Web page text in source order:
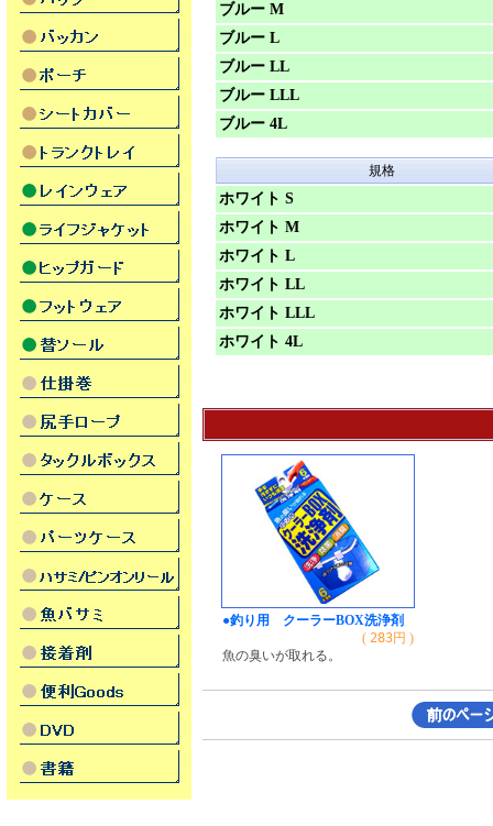
ブルー M
ブルー L
ブルー LL
ブルー LLL
ブルー 4L
規格
ホワイト S
ホワイト M
ホワイト L
ホワイト LL
ホワイト LLL
ホワイト 4L
●釣り用 クーラーBOX洗浄剤
( 283円 )
魚の臭いが取れる。